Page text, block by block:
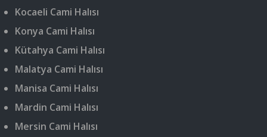
Kocaeli Cami Halısı
Konya Cami Halısı
Kütahya Cami Halısı
Malatya Cami Halısı
Manisa Cami Halısı
Mardin Cami Halısı
Mersin Cami Halısı